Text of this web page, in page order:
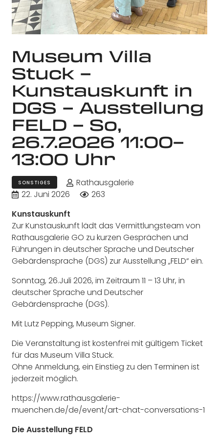
Museum Villa
Stuck –
Kunstauskunft in
DGS – Ausstellung
FELD – So,
26.7.2026 11:00–
13:00 Uhr
SONSTIGES
Rathausgalerie
22. Juni 2026
263
Kunstauskunft
Zur Kunstauskunft lädt das Vermittlungsteam von
Rathausgalerie GO zu kurzen Gesprächen und
Führungen in deutscher Sprache und Deutscher
Gebärdensprache (DGS) zur Ausstellung „FELD“ ein.
Sonntag, 26.Juli 2026, im Zeitraum 11 – 13 Uhr, in
deutscher Sprache und Deutscher
Gebärdensprache (DGS).
Mit Lutz Pepping, Museum Signer.
Die Veranstaltung ist kostenfrei mit gültigem Ticket
für das Museum Villa Stuck.
Ohne Anmeldung, ein Einstieg zu den Terminen ist
jederzeit möglich.
https://www.rathausgalerie-
muenchen.de/de/event/art-chat-conversations-1
Die Ausstellung FELD